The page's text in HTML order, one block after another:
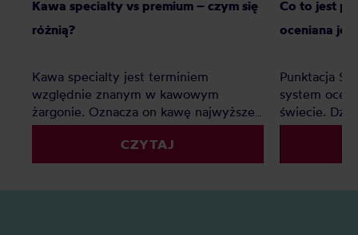
Kawa specialty vs premium – czym się
różnią?
Kawa specialty jest terminiem
względnie znanym w kawowym
żargonie. Oznacza on kawę najwyższej
jakości, jednak co z kawą premium?
Czy to tylko chwyt marketingowy czy
faktyczna ocena jakości? Z tego
CZYTAJ
Co to jest
oceniana
Punktacja
system
świecie.
palarnie i
kryteriów. Z